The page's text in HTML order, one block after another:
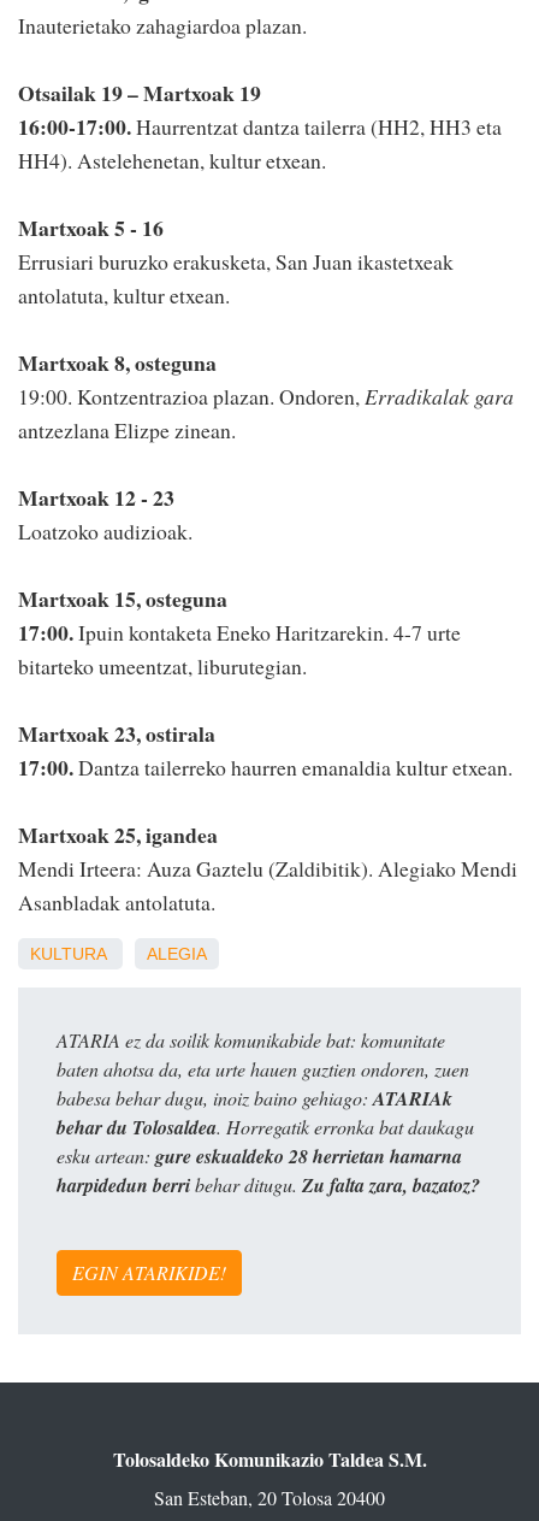
Inauterietako zahagiardoa plazan.
Otsailak 19 – Martxoak 19
16:00-17:00.Haurrentzat dantza tailerra (HH2, HH3 eta
HH4). Astelehenetan, kultur etxean.
Martxoak 5 - 16
Errusiari buruzko erakusketa, San Juan ikastetxeak
antolatuta, kultur etxean.
Martxoak 8, osteguna
19:00. Kontzentrazioa plazan. Ondoren, Erradikalak gara
antzezlana Elizpe zinean.
Martxoak 12 - 23
Loatzoko audizioak.
Martxoak 15, osteguna
17:00.Ipuin kontaketa Eneko Haritzarekin. 4-7 urte
bitarteko umeentzat, liburutegian.
Martxoak 23, ostirala
17:00.Dantza tailerreko haurren emanaldia kultur etxean.
Martxoak 25, igandea
Mendi Irteera: Auza Gaztelu (Zaldibitik). Alegiako Mendi
Asanbladak antolatuta.
KULTURA ALEGIA
ATARIA ez da soilik komunikabide bat: komunitate
baten ahotsa da, eta urte hauen guztien ondoren, zuen
babesa behar dugu, inoiz baino gehiago:ATARIAk
behar du Tolosaldea. Horregatik erronka bat daukagu
esku artean: gure eskualdeko 28 herrietan hamarna
harpidedun berribehar ditugu. Zu falta zara, bazatoz?
EGIN ATARIKIDE!
Tolosaldeko Komunikazio Taldea S.M.
San Esteban, 20 Tolosa 20400